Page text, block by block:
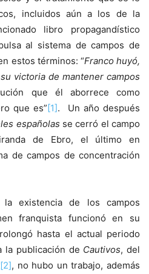
incluidos aún a los de la
libro propagandístico
al sistema de campos de
estos términos: “Franco huyó,
victoria de mantener campos
que él aborrece como
que es”[1]. Un año después
españolas se cerró el campo
de Ebro, el último en
de campos de concentración
existencia de los campos
franquista funcionó en su
hasta el actual periodo
la publicación de Cautivos, del
[2], no hubo un trabajo, además